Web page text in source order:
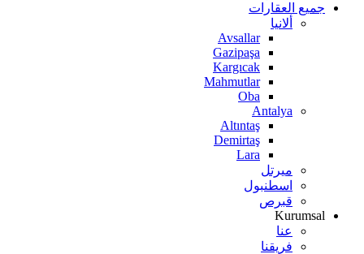
جميع العقارات
ألانيا
Avsallar
Gazipaşa
Kargıcak
Mahmutlar
Oba
Antalya
Altıntaş
Demirtaş
Lara
ميرتل
اسطنبول
قبرص
Kurumsal
عنا
فريقنا